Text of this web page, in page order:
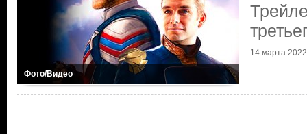
Фото/Видео
14 марта 2022